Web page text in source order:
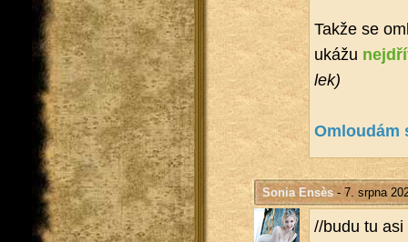
Takže se
ukážu
lek)
Omloudám
Sonia Ensès- 7. srpna
//budu tu